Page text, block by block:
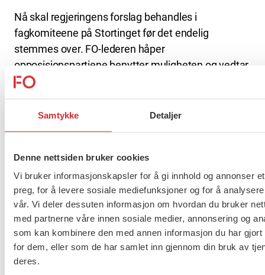
Samtykke Detaljer
Denne nettsiden bruker cookies
Vi bruker informasjonskapsler for å gi innhold og annonser
preg, for å levere sosiale mediefunksjoner og for å
vår. Vi deler dessuten informasjon om hvordan du bruker
med partnerne våre innen sosiale medier, annonsering og
som kan kombinere den med annen informasjon du har gjort
for dem, eller som de har samlet inn gjennom din bruk av
deres.
Nå skal regjeringens forslag behandles i
fagkomiteene på Stortinget før det endelig
stemmes over. FO-lederen håper
opposisjonspartiene benytter muligheten og vedtar
et mer sosialt budsjett.
Stortinget kan vedta et statsbudsjett som utjevner
som trenger det mest, sier hun.
– Vi har sett hvor viktig det organiserte arbeidslivet
er. Vi er skuffet over at ikke regjeringen hever
fagforeningsfradraget og forventer at opposisjonen
stiller opp, avslutter hun.